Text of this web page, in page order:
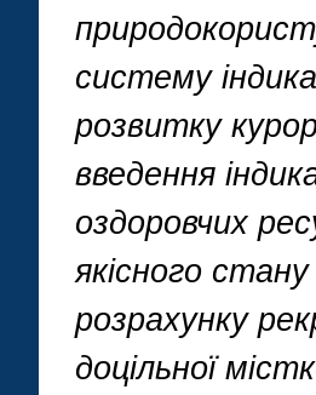
систему
розвитку
введення
оздоровчих
якісного
розрахунку
доцільної